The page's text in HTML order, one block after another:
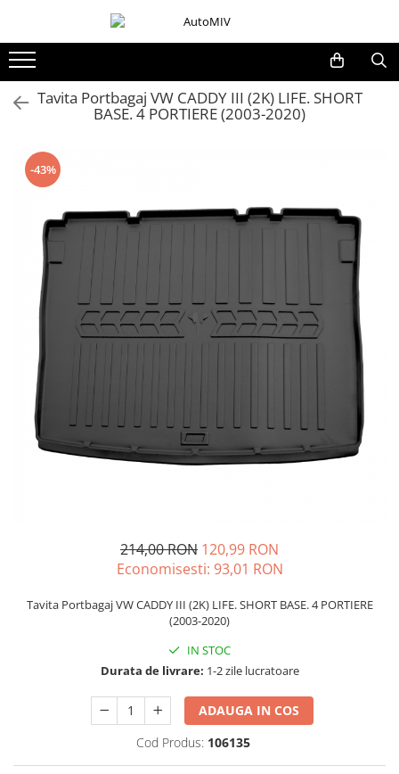
Oferta Saptamanii
Bloc Lumini
Seturi Butoane
Butoane Blocare/Deblocare
Buton Frana
Buton Clapeta Rezervor
Buton Portbagaj
Alte Butoane/Comutatoare
Butoane Semnalizare
Schimbatoare Viteze
Accesorii Auto
Accesorii Auto Exterior
Accesorii Interior Auto
Huse Auto
Covorase Auto/ Presuri Auto
Seturi Interior
Accesorii Siguranta Auto
Tavita Portbagaj VW CADDY III (2K) LIFE. SHORT
BASE. 4 PORTIERE (2003-2020)
-43%
214,00 RON 120,99 RON
Economisesti: 93,01 RON
Tavita Portbagaj VW CADDY III (2K) LIFE. SHORT BASE. 4 PORTIERE
(2003-2020)
IN STOC
Durata de livrare: 1-2 zile lucratoare
ADAUGA IN COS
Cod Produs: 106135